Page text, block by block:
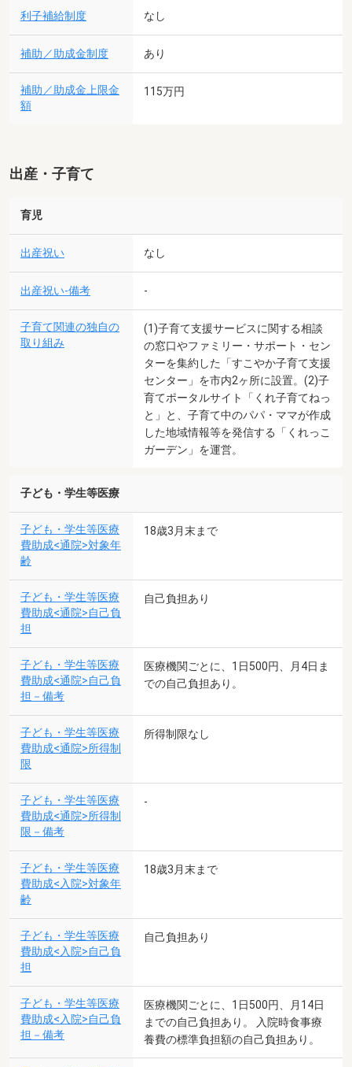
利子補給制度 なし
補助／助成金制度 あり
補助／助成金上限金
額
115万円
出産・子育て
育児
出産祝い なし
出産祝い-備考 -
子育て関連の独自の
取り組み
(1)子育て支援サービスに関する相談
の窓口やファミリー・サポート・セン
ターを集約した「すこやか子育て支援
センター」を市内2ヶ所に設置。(2)子
育てポータルサイト「くれ子育てねっ
と」と、子育て中のパパ・ママが作成
した地域情報等を発信する「くれっこ
ガーデン」を運営。
子ども・学生等医療
子ども・学生等医療
費助成<通院>対象年
齢
18歳3月末まで
子ども・学生等医療
費助成<通院>自己負
担
自己負担あり
子ども・学生等医療
費助成<通院>自己負
担－備考
医療機関ごとに、1日500円、月4日ま
での自己負担あり。
子ども・学生等医療
費助成<通院>所得制
限
所得制限なし
子ども・学生等医療
費助成<通院>所得制
限－備考
-
子ども・学生等医療
費助成<入院>対象年
齢
18歳3月末まで
子ども・学生等医療
費助成<入院>自己負
担
自己負担あり
子ども・学生等医療
費助成<入院>自己負
担－備考
医療機関ごとに、1日500円、月14日
までの自己負担あり。 入院時食事療
養費の標準負担額の自己負担あり。